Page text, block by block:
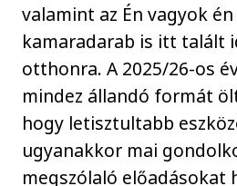
valamint az Én vagyok
kamaradarab is itt talált
otthonra. A 2025/26-os
mindez állandó formát
hogy letisztultabb
ugyanakkor mai
megszólaló előadásokat